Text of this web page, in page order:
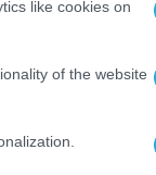
like cookies on
of the website
ο στόχος
δεσμευτεί
ως